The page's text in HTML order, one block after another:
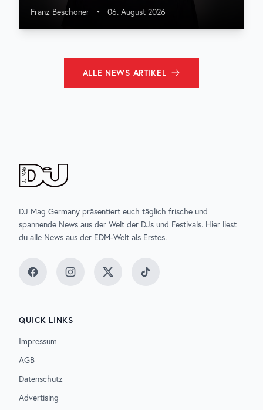
Franz Beschoner • 06. August 2026
ALLE NEWS ARTIKEL
DJ Mag Germany präsentiert euch täglich frische und
spannende News aus der Welt der DJs und Festivals. Hier liest
du alle News aus der EDM-Welt als Erstes.
FacebookInstagramTwitter TikTok
QUICK LINKS
Impressum
AGB
Datenschutz
Advertising